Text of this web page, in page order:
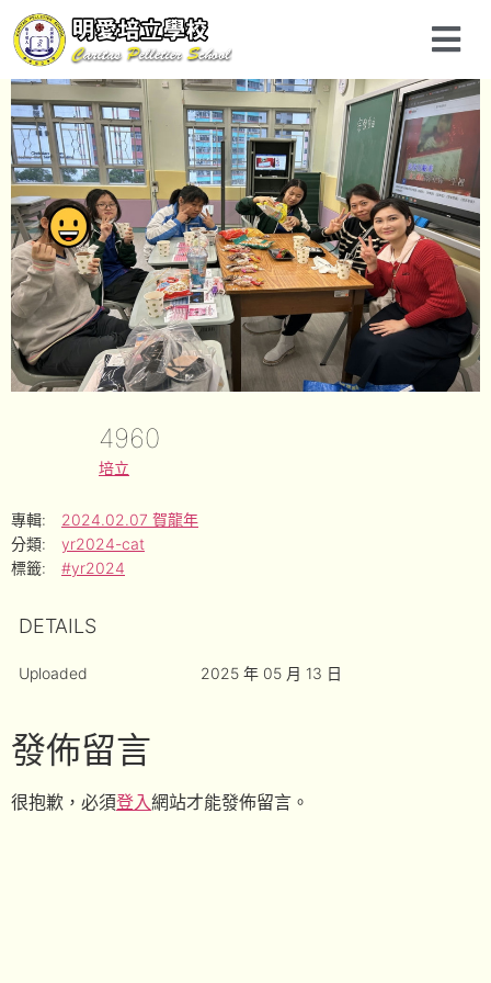
4960
培立
專輯:
2024.02.07 賀龍年
分類:
yr2024-cat
標籤:
#yr2024
DETAILS
Uploaded 2025 年 05 月 13 日
發佈留言
很抱歉，必須登入網站才能發佈留言。